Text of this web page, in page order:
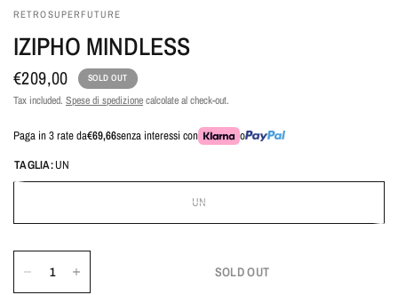
RETROSUPERFUTURE
IZIPHO MINDLESS
€209,00 SOLD OUT
Tax included. Spese di spedizionecalcolate al check-out.
Paga in 3 rate da€69,66senza interessi con
o
TAGLIA:UN
UN
SOLD OUT